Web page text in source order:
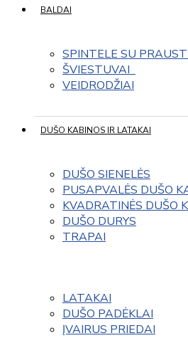
BALDAI
SPINTELE SU
ŠVIESTUVAI
VEIDRODŽIAI
DUŠO KABINOS IR LATAKAI
DUŠO SIENELĖS
PUSAPVALĖS DUŠO
KVADRATINĖS DUŠO
DUŠO DURYS
TRAPAI
LATAKAI
DUŠO PADĖKLAI
ĮVAIRUS PRIEDAI